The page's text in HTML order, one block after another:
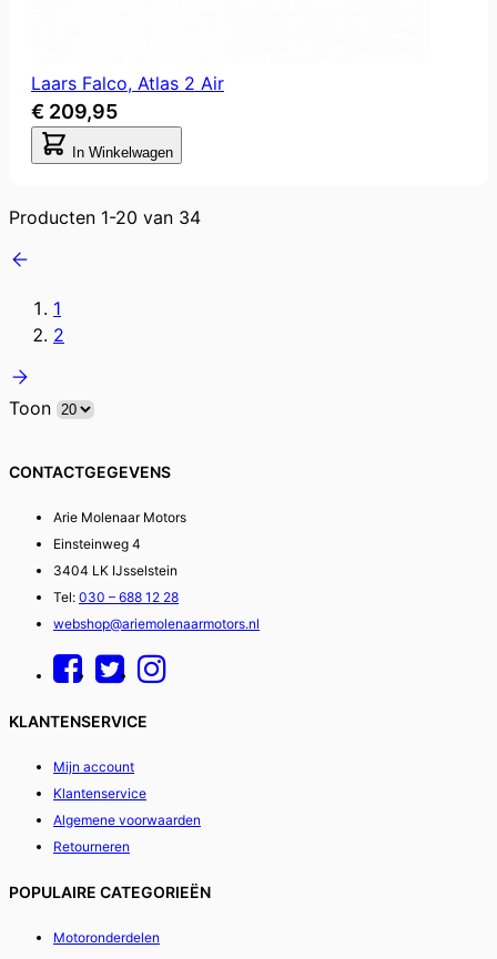
Laars Falco, Atlas 2 Air
€ 209,95
In Winkelwagen
Producten 1-20 van 34
1
2
Toon
CONTACTGEGEVENS
Arie Molenaar Motors
Einsteinweg 4
3404 LK IJsselstein
Tel: 030 – 688 12 28
webshop@ariemolenaarmotors.nl
KLANTENSERVICE
Mijn account
Klantenservice
Algemene voorwaarden
Retourneren
POPULAIRE CATEGORIEËN
Motoronderdelen